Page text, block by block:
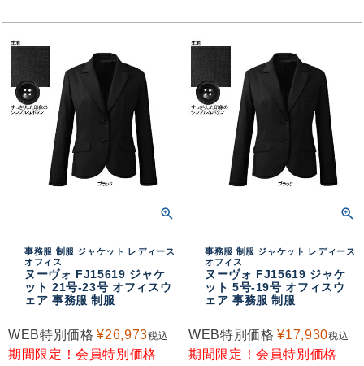
事務服 制服 ジャケット レディース
オフィス
ヌーヴォ FJ15619 ジャケ
ット 21号-23号 オフィスウ
ェア 事務服 制服
WEB特別価格 ¥26,973税込
期間限定！会員特別価格
事務服 制服 ジャケット レディース
オフィス
ヌーヴォ FJ15619 ジャケ
ット 5号-19号 オフィスウ
ェア 事務服 制服
WEB特別価格 ¥17,930税込
期間限定！会員特別価格